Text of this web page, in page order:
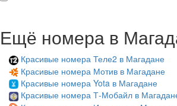
Ещё номера в
Красивые номера Теле2 в Магадане
Красивые номера Мотив в Магадане
Красивые номера Yota в Магадане
Красивые номера Т-Мобайл в